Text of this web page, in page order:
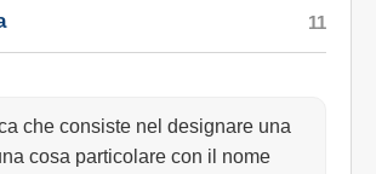
che consiste nel designare una
cosa particolare con il nome
11